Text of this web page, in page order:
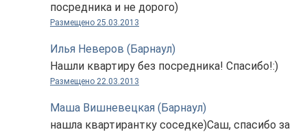
посредника и не дорого)
Размещено 25.03.2013
Илья Неверов (Барнаул)
Нашли квартиру без посредника! Спасибо!:)
Размещено 22.03.2013
Маша Вишневецкая (Барнаул)
нашла квартирантку соседке)Саш, спасибо за